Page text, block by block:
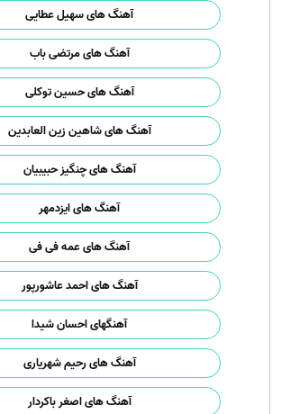
آهنگ های سهیل عطایی
آهنگ های مرتضی باب
آهنگ های حسین توکلی
آهنگ های شاهین زین العابدین
آهنگ های چنگیز حبیبیان
آهنگ های ایزدمهر
آهنگ های عمه فی فی
آهنگ های احمد عاشورپور
آهنگهای احسان شیدا
آهنگ های رحیم شهریاری
آهنگ های اصغر باکردار